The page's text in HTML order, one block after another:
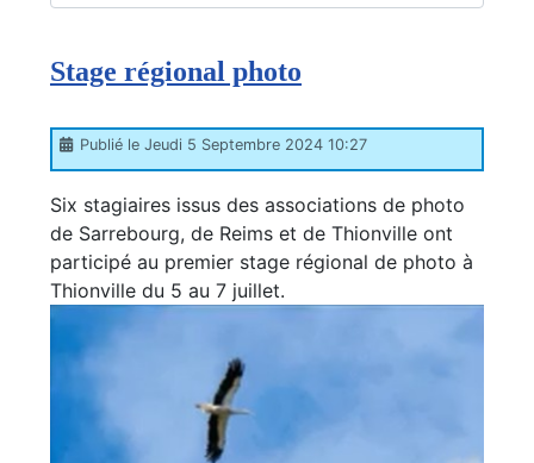
Stage régional photo
Publié le Jeudi 5 Septembre 2024 10:27
Six stagiaires issus des associations de photo
de Sarrebourg, de Reims et de Thionville ont
participé au premier stage régional de photo à
Thionville du 5 au 7 juillet.